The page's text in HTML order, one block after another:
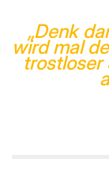
„Denk
wird mal